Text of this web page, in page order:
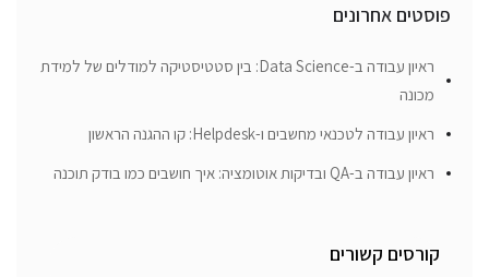
פוסטים אחרונים
ראיון עבודה ב-Data Science: בין סטטיסטיקה למודלים של למידת
מכונה
ראיון עבודה לטכנאי מחשבים ו-Helpdesk: קו ההגנה הראשון
ראיון עבודה ב-QA ובדיקות אוטומציה: איך חושבים כמו בודק תוכנה
קורסים קשורים